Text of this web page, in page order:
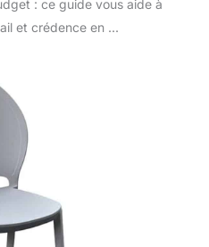
: ce guide vous aide à
et crédence en ...